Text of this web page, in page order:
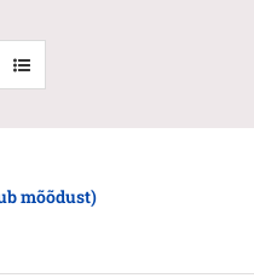
mõõdust)